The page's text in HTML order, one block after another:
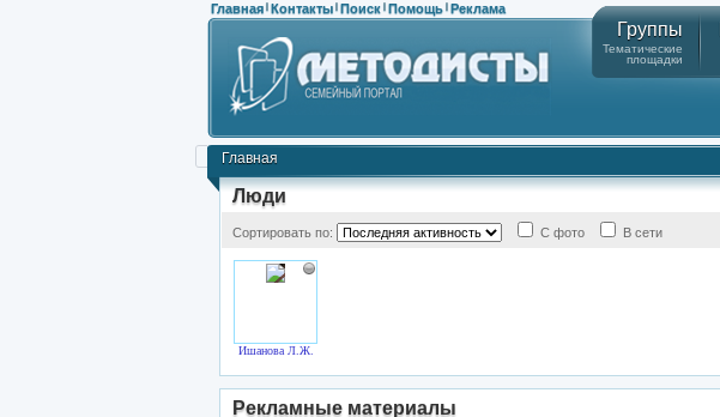
Главная | Контакты | Поиск | Помощь | Реклама
Группы
Тематические
площадки
Главная
Люди
Сортировать по: С фото В сети
Ишанова Л.Ж.
Рекламные материалы